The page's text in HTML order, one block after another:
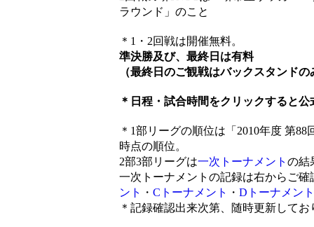
ラウンド」のこと
＊1・2回戦は開催無料。
準決勝及び、最終日は有料
（最終日のご観戦はバックスタンド
＊日程・試合時間をクリックすると
＊1部リーグの順位は「2010年度 第
時点の順位。
2部3部リーグは一次トーナメント の結
一次トーナメントの記録は右からご
ント ・ Cトーナメント ・ Dトーナメント
＊記録確認出来次第、随時更新してお